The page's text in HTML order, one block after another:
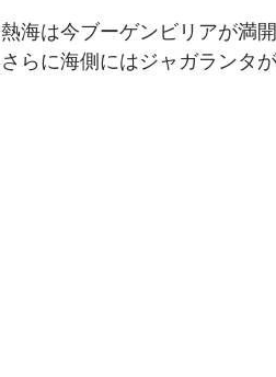
熱海は今ブーゲンビリアが満開
さらに海側にはジャガランタ